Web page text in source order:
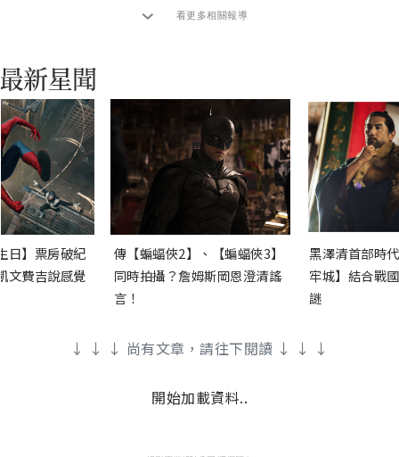
看更多相關報導
日】票房破紀
文費吉說感覺
傳【蝙蝠俠2】、【蝙蝠俠3】
同時拍攝？詹姆斯岡恩澄清謠
言！
黑澤清首部時
牢城】結合戰
謎
↓ ↓ ↓ 尚有文章，請往下閱讀 ↓ ↓ ↓
開始加載資料..